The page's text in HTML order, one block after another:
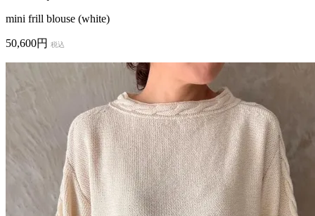
mini frill blouse (white)
50,600円 税込